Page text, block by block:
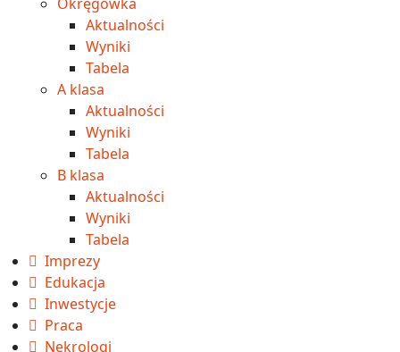
Aktualności
Wyniki
Tabela
A klasa
Aktualności
Wyniki
Tabela
B klasa
Aktualności
Wyniki
Tabela
Imprezy
Edukacja
Inwestycje
Praca
Nekrologi